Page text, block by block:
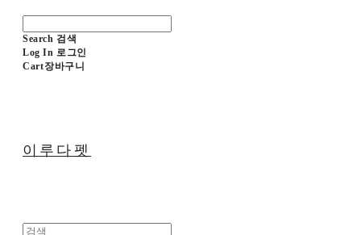
Search 검색
Log In 로그인
Cart장바구니
이루다펫